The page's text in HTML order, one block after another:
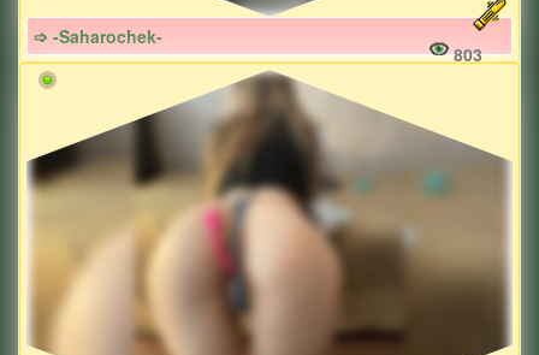
➩ -Saharochek-
803